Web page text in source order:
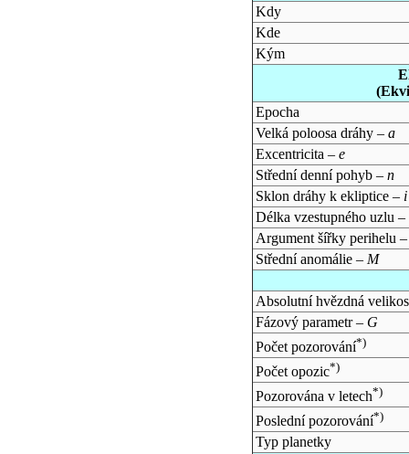
Kdy
Kde
Kým
Epocha
Velká poloosa dráhy – a
Excentricita – e
Střední denní pohyb – n
Sklon dráhy k ekliptice – i
Délka vzestupného uzlu –
Argument šířky perihelu
Střední anomálie – M
Absolutní hvězdná
Fázový parametr – G
Počet pozorování*)
Počet opozic*)
Pozorována v letech*)
Poslední pozorování*)
Typ planetky